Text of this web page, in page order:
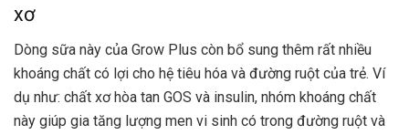
xơ
Dòng sữa này của Grow Plus còn bổ sung thêm rất nhiều
khoáng chất có lợi cho hệ tiêu hóa và đường ruột của trẻ. Ví
dụ như: chất xơ hòa tan GOS và insulin, nhóm khoáng chất
này giúp gia tăng lượng men vi sinh có trong đường ruột và